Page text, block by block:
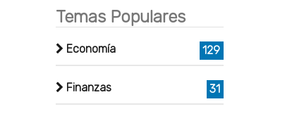
Temas Populares
Economía 129
Finanzas 31